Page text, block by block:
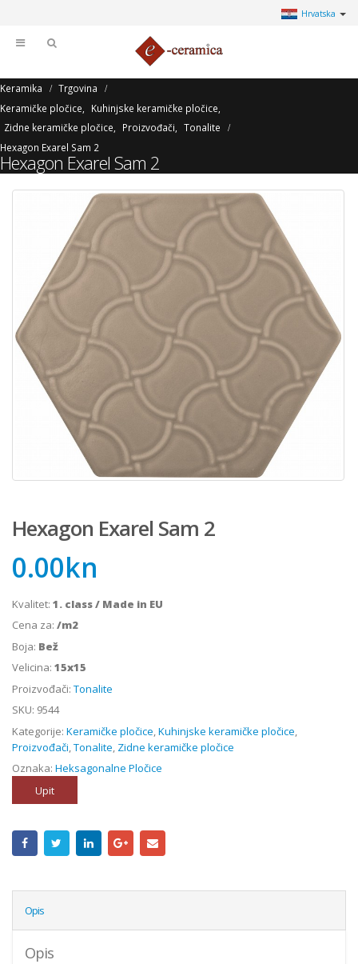
Hrvatska
Keramika
Trgovina
Keramičke pločice
Kuhinjske keramičke pločice
Zidne keramičke pločice
Proizvođači
Tonalite
Hexagon Exarel Sam 2
Hexagon Exarel Sam 2
Hexagon Exarel Sam 2
0.00kn
Kvalitet: 1. class / Made in EU
Cena za: /m2
Boja: Bež
Velicina: 15x15
Proizvođači: Tonalite
SKU: 9544
Kategorije: Keramičke pločice Kuhinjske keramičke pločice
Proizvođači Tonalite Zidne keramičke pločice
Oznaka: Heksagonalne Pločice
Upit
Opis
Opis